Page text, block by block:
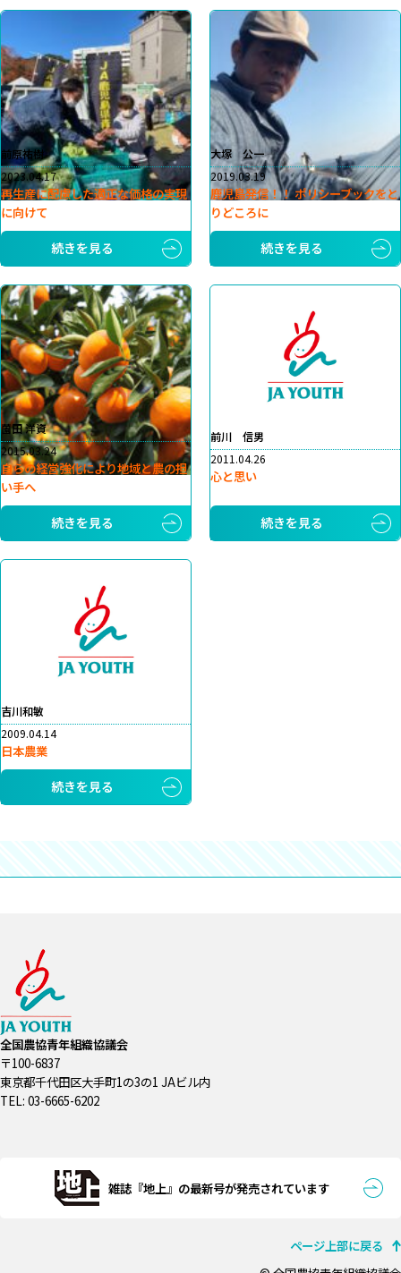
前原祐樹
2023.04.17
再生産に配慮した適正な価格の実現
に向けて
続きを見る
大塚 公一
2019.03.19
鹿児島発信！！ ポリシーブックをと
りどころに
続きを見る
薗田 洋資
2015.03.24
自らの経営強化により地域と農の担
い手へ
続きを見る
前川 信男
2011.04.26
心と思い
続きを見る
吉川和敏
2009.04.14
日本農業
続きを見る
全国農協青年組織協議会
〒100-6837
東京都千代田区大手町1の3の1 JAビル内
TEL: 03-6665-6202
雑誌『地上』の最新号が発売されています
ページ上部に戻る